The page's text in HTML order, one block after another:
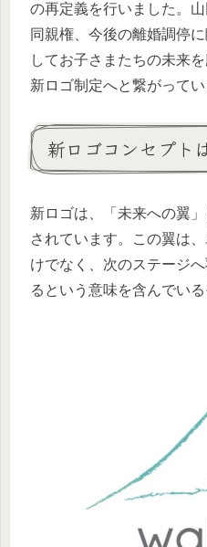
の再定義を行いました。
同親権、今後の離婚調停
してお子さまたちの未来
新ロゴ制定へと繋がってい
新ロゴコンセプト
新ロゴは、「未来への翼
されています。この翼は
けでなく、次のステージ
るという意味を含んでいる